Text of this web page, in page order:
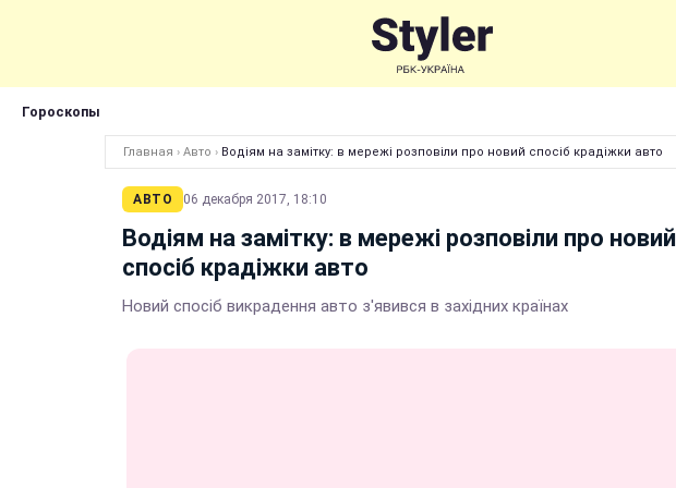
Гороскопы
Главная › Авто › Водіям на замітку: в мережі розповіли про новий спосіб крадіжки авто
АВТО 06 декабря 2017, 18:10
Водіям на замітку: в мережі розповіли про новий
спосіб крадіжки авто
Новий спосіб викрадення авто з'явився в західних країнах